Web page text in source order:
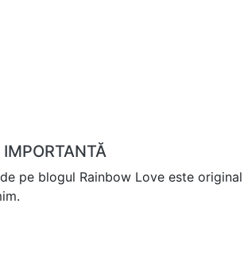
IMPORTANTĂ
pe blogul Rainbow Love este